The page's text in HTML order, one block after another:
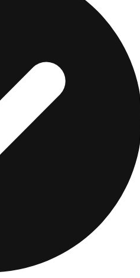
dinero, pero no es un
Si buscar una cuenta
valer la pena anclarlo
en lo móvil, sin
sus cheques de depósito
un
el dinero que de otro